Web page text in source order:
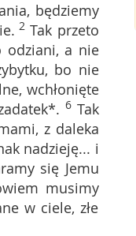
będziemy
2 Tak przeto
odziani, a nie
bo nie
wchłonięte
6 Tak
z daleka
nadzieję... i
się Jemu
musimy
w ciele, złe